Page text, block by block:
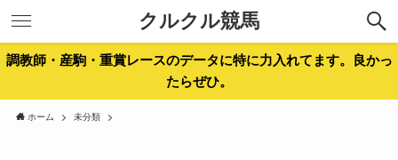
クルクル競馬
調教師・産駒・重賞レースのデータに特に力入れてます。良かっ
たらぜひ。
ホーム 未分類